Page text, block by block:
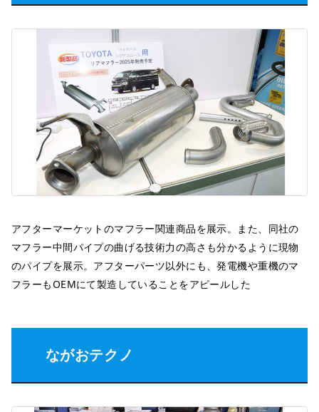
アフターマーケットのマフラー関連商品を展示。また、同社の
マフラー中間パイプの曲げる技術力の高さも分かるように現物
のパイプを展示。アフターパーツ以外にも、発電機や重機のマ
フラーもOEMにて製造していることをアピールした
ながおテクノ